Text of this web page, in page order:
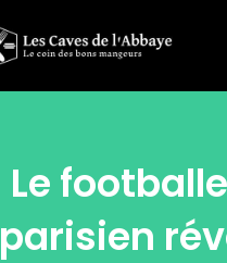
Le
parisien